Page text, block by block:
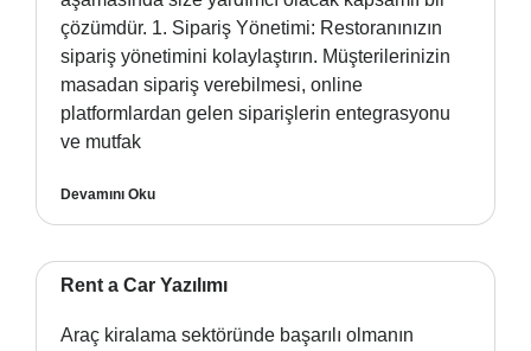
çözümdür. 1. Sipariş Yönetimi: Restoranınızın
sipariş yönetimini kolaylaştırın. Müşterilerinizin
masadan sipariş verebilmesi, online
platformlardan gelen siparişlerin entegrasyonu
ve mutfak
Devamını Oku
Rent a Car Yazılımı
Araç kiralama sektöründe başarılı olmanın